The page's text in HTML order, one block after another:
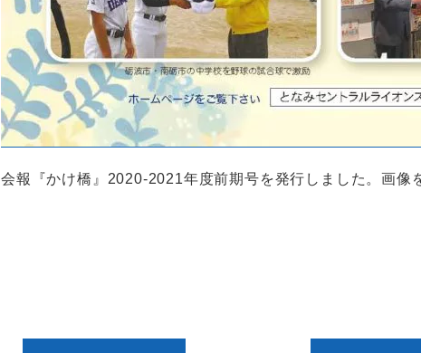
会報『かけ橋』2020-2021年度前期号を発行しました。画像